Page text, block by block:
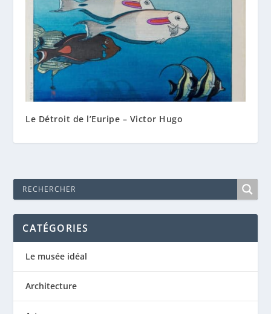
Le Détroit de l’Euripe – Victor Hugo
CATÉGORIES
Le musée idéal
Architecture